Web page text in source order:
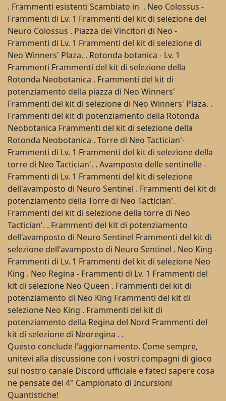
. Frammenti esistenti Scambiato in . Neo Colossus -
Frammenti di Lv. 1 Frammenti del kit di selezione del
Neuro Colossus . Piazza dei Vincitori di Neo -
Frammenti di Lv. 1 Frammenti del kit di selezione di
Neo Winners' Plaza. . Rotonda botanica - Lv. 1
Frammenti Frammenti del kit di selezione della
Rotonda Neobotanica . Frammenti del kit di
potenziamento della piazza di Neo Winners'
Frammenti del kit di selezione di Neo Winners' Plaza. .
Frammenti del kit di potenziamento della Rotonda
Neobotanica Frammenti del kit di selezione della
Rotonda Neobotanica . Torre di Neo Tactician'-
Frammenti di Lv. 1 Frammenti del kit di selezione della
torre di Neo Tactician'. . Avamposto delle sentinelle -
Frammenti di Lv. 1 Frammenti del kit di selezione
dell'avamposto di Neuro Sentinel . Frammenti del kit di
potenziamento della Torre di Neo Tactician'.
Frammenti del kit di selezione della torre di Neo
Tactician'. . Frammenti del kit di potenziamento
dell'avamposto di Neuro Sentinel Frammenti del kit di
selezione dell'avamposto di Neuro Sentinel . Neo King -
Frammenti di Lv. 1 Frammenti del kit di selezione Neo
King . Neo Regina - Frammenti di Lv. 1 Frammenti del
kit di selezione Neo Queen . Frammenti del kit di
potenziamento di Neo King Frammenti del kit di
selezione Neo King . Frammenti del kit di
potenziamento della Regina del Nord Frammenti del
kit di selezione di Neoregina . .
Questo conclude l'aggiornamento. Come sempre,
unitevi alla discussione con i vostri compagni di gioco
sul nostro canale Discord ufficiale e fateci sapere cosa
ne pensate del 4° Campionato di Incursioni
Quantistiche!